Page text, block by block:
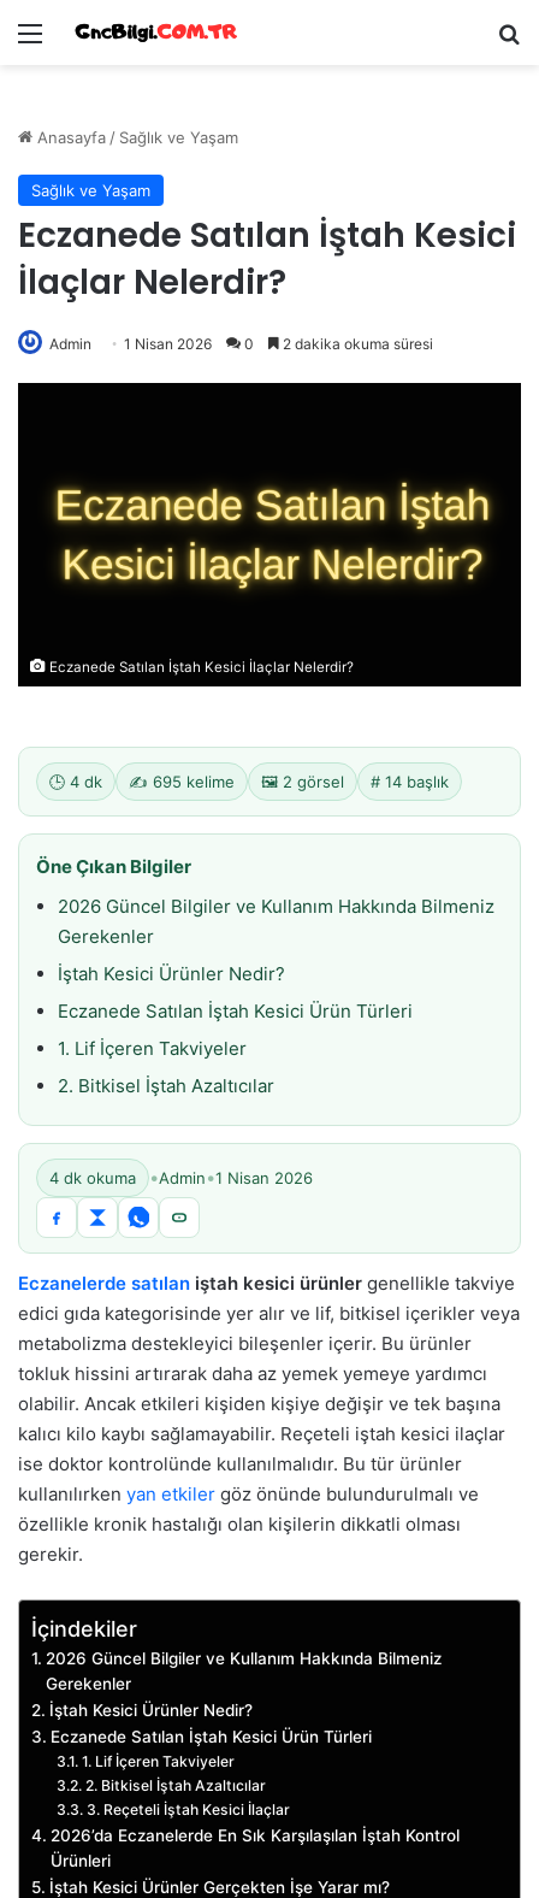
Menü
Anasayfa / Sağlık ve Yaşam
Sağlık ve Yaşam
Eczanede Satılan İştah Kesici
İlaçlar Nelerdir?
Admin 1 Nisan 2026 0 2 dakika okuma süresi
Eczanede Satılan İştah Kesici İlaçlar Nelerdir?
🕒 4 dk ✍️ 695 kelime 🖼️ 2 görsel # 14 başlık
Öne Çıkan Bilgiler
2026 Güncel Bilgiler ve Kullanım Hakkında Bilmeniz
Gerekenler
İştah Kesici Ürünler Nedir?
Eczanede Satılan İştah Kesici Ürün Türleri
1. Lif İçeren Takviyeler
2. Bitkisel İştah Azaltıcılar
4 dk okuma •Admin•1 Nisan 2026
Eczanelerde satılan iştah kesici ürünler genellikle takviye
edici gıda kategorisinde yer alır ve lif, bitkisel içerikler veya
metabolizma destekleyici bileşenler içerir. Bu ürünler
tokluk hissini artırarak daha az yemek yemeye yardımcı
olabilir. Ancak etkileri kişiden kişiye değişir ve tek başına
kalıcı kilo kaybı sağlamayabilir. Reçeteli iştah kesici ilaçlar
ise doktor kontrolünde kullanılmalıdır. Bu tür ürünler
kullanılırken yan etkiler göz önünde bulundurulmalı ve
özellikle kronik hastalığı olan kişilerin dikkatli olması
gerekir.
İçindekiler
2026 Güncel Bilgiler ve Kullanım Hakkında Bilmeniz
Gerekenler
İştah Kesici Ürünler Nedir?
Eczanede Satılan İştah Kesici Ürün Türleri
1. Lif İçeren Takviyeler
2. Bitkisel İştah Azaltıcılar
3. Reçeteli İştah Kesici İlaçlar
2026’da Eczanelerde En Sık Karşılaşılan İştah Kontrol
Ürünleri
İştah Kesici Ürünler Gerçekten İşe Yarar mı?